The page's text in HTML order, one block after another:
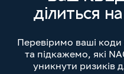
ділиться
Перевіримо ваші коди
та підкажемо, які
уникнути ризиків